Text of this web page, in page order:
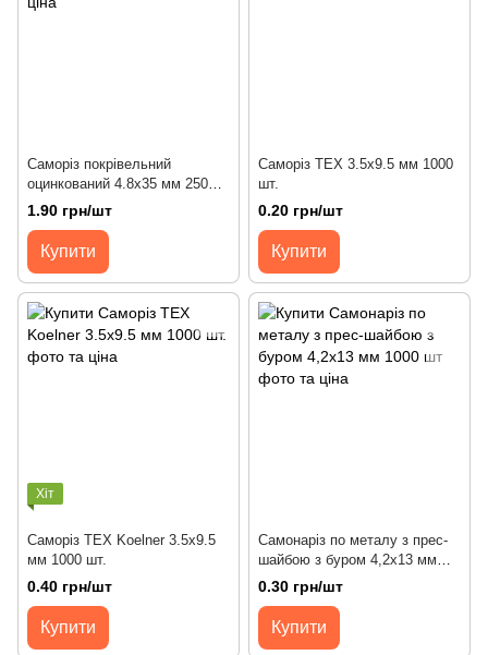
Саморiз покрівельний
оцинкований 4.8х35 мм 250
шт.
1.90 грн/шт
Купити
Саморiз ТЕХ 3.5х9.5 мм 1000
шт.
0.20 грн/шт
Купити
Хіт
Саморiз ТЕХ Koelner 3.5х9.5
мм 1000 шт.
0.40 грн/шт
Купити
Самонаріз по металу з прес-
шайбою з буром 4,2х13 мм
1000 шт
0.30 грн/шт
Купити